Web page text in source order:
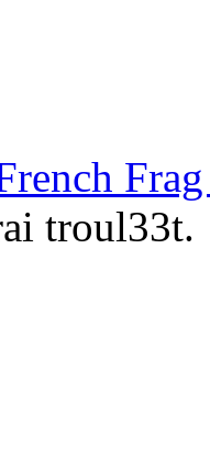
troul33t.